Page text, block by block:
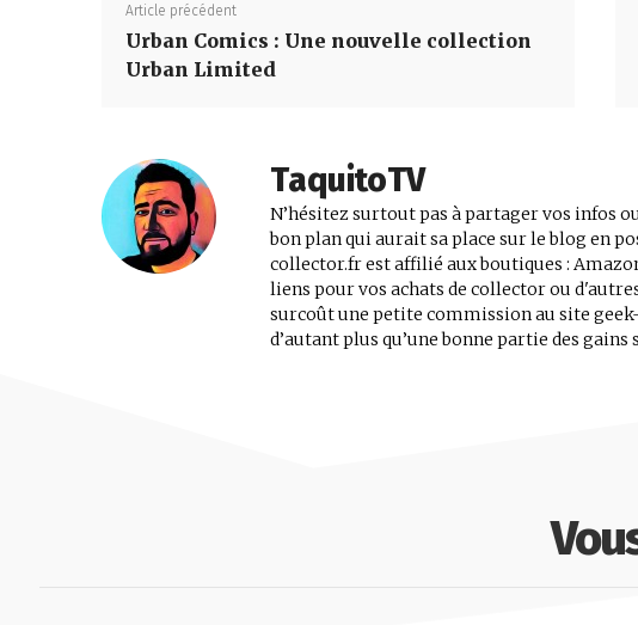
Article précédent
Urban Comics : Une nouvelle collection
Urban Limited
TaquitoTV
N’hésitez surtout pas à partager vos infos
bon plan qui aurait sa place sur le blog en
collector.fr est affilié aux boutiques :
liens pour vos achats de collector ou
surcoût une petite commission au site
d’autant plus qu’une bonne partie des